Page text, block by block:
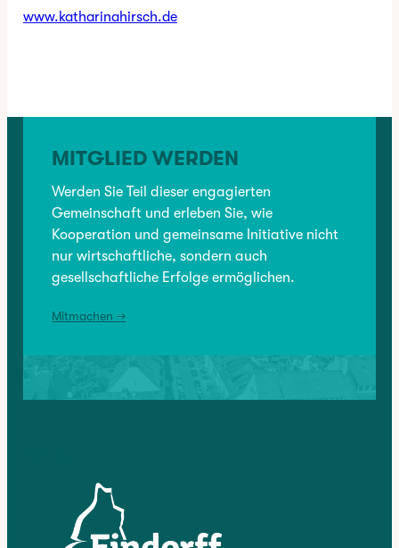
www.katharinahirsch.de
MITGLIED WERDEN
Werden Sie Teil dieser engagierten
Gemeinschaft und erleben Sie, wie
Kooperation und gemeinsame Initiative nicht
nur wirtschaftliche, sondern auch
gesellschaftliche Erfolge ermöglichen.
Mitmachen →